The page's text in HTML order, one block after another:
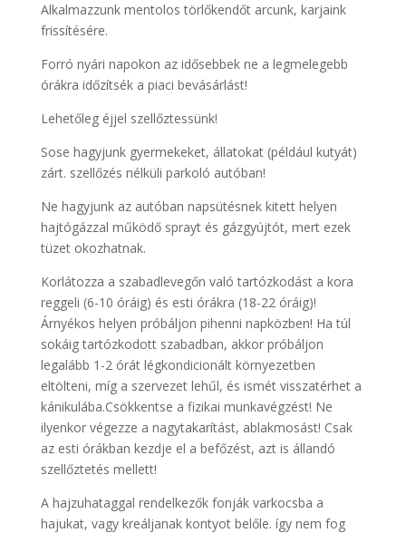
Alkalmazzunk mentolos törlőkendőt arcunk, karjaink
frissítésére.
Forró nyári napokon az idősebbek ne a legmelegebb
órákra időzítsék a piaci bevásárlást!
Lehetőleg éjjel szellőztessünk!
Sose hagyjunk gyermekeket, állatokat (például kutyát)
zárt. szellőzés nélküli parkoló autóban!
Ne hagyjunk az autóban napsütésnek kitett helyen
hajtógázzal működő sprayt és gázgyújtót, mert ezek
tüzet okozhatnak.
Korlátozza a szabadlevegőn való tartózkodást a kora
reggeli (6-10 óráig) és esti órákra (18-22 óráig)!
Árnyékos helyen próbáljon pihenni napközben! Ha túl
sokáig tartózkodott szabadban, akkor próbáljon
legalább 1-2 órát légkondicionált környezetben
eltölteni, míg a szervezet lehűl, és ismét visszatérhet a
kánikulába.Csökkentse a fizikai munkavégzést! Ne
ilyenkor végezze a nagytakarítást, ablakmosást! Csak
az esti órákban kezdje el a befőzést, azt is állandó
szellőztetés mellett!
A hajzuhataggal rendelkezők fonják varkocsba a
hajukat, vagy kreáljanak kontyot belőle. így nem fog